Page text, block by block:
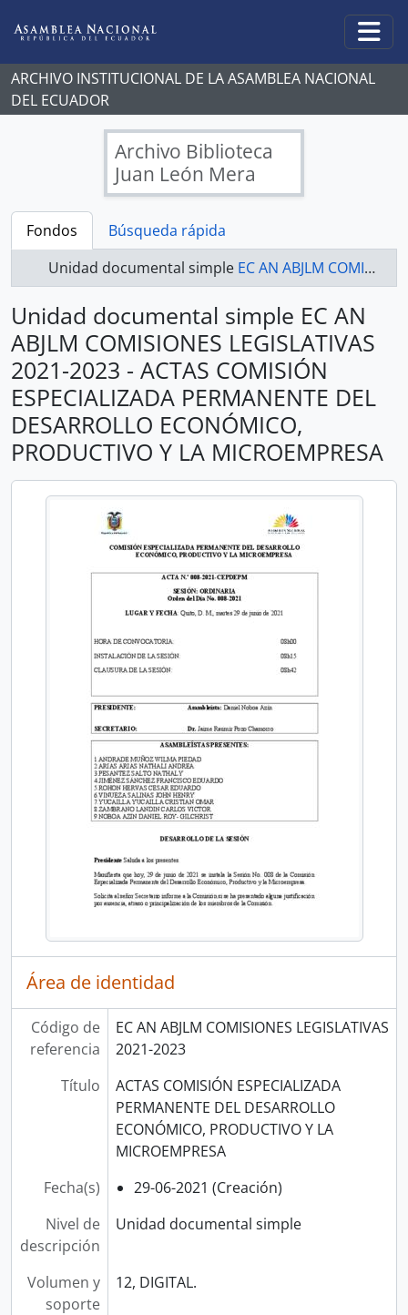
ARCHIVO INSTITUCIONAL DE LA ASAMBLEA NACIONAL
DEL ECUADOR
Archivo Biblioteca
Juan León Mera
Fondos
Búsqueda rápida
Unidad documental simple EC AN ABJLM COMISIONES LEGISLATIVAS 2021-2023 - ACTAS COMISIÓN ESPECIALIZADA PERMANENTE DEL DESARROLLO ECONÓMICO, PRODUCTIVO Y LA MICROEMPRESA
Unidad documental simple EC AN
ABJLM COMISIONES LEGISLATIVAS
2021-2023 - ACTAS COMISIÓN
ESPECIALIZADA PERMANENTE DEL
DESARROLLO ECONÓMICO,
PRODUCTIVO Y LA MICROEMPRESA
Área de identidad
Código de
referencia
EC AN ABJLM COMISIONES LEGISLATIVAS
2021-2023
Título
ACTAS COMISIÓN ESPECIALIZADA
PERMANENTE DEL DESARROLLO
ECONÓMICO, PRODUCTIVO Y LA
MICROEMPRESA
Fecha(s)
29-06-2021 (Creación)
Nivel de
descripción
Unidad documental simple
Volumen y
soporte
12, DIGITAL.